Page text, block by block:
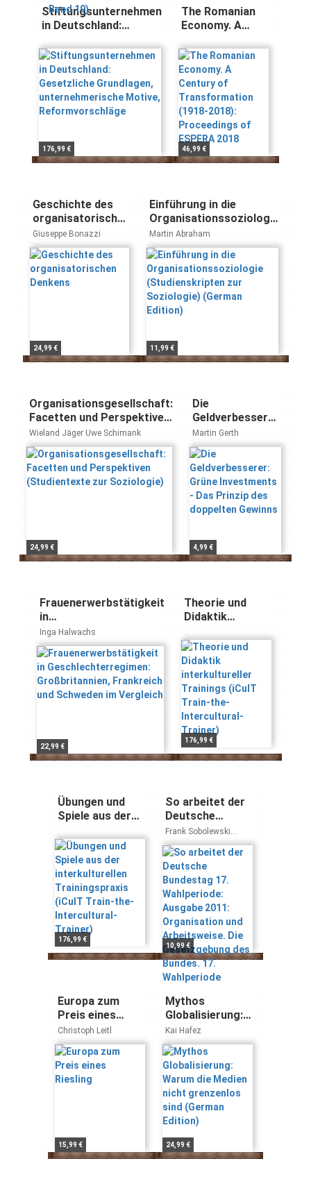
Stiftungsunternehmen
in Deutschland:
Grundlagen,
unternehmerische
Motive,
Reformvorschläge
176,99 €
The Romanian
Economy. A
Transformation
(1918-2018):
Proceedings of
ESPERA 2018
46,99 €
Geschichte des
organisatorischen
Denkens
Giuseppe Bonazzi
24,99 €
Einführung in die
Organisationssoziologie
(Studienskripten zur
Soziologie) (German
Edition)
Martin Abraham
11,99 €
Organisationsgesellschaft:
Facetten und Perspektiven
(Studientexte zur
Soziologie)
Wieland Jäger Uwe Schimank
24,99 €
Die
Geldverbesserer:
Grüne
Investments -
Das Prinzip des
doppelten
Gewinns
Martin Gerth
4,99 €
Frauenerwerbstätigkeit
in
Geschlechterregimen:
Großbritannien,
Frankreich und
Schweden im Vergleich
Inga Halwachs
22,99 €
Theorie und
Didaktik
Trainings (iCulT
Train-the-
Intercultural-
Trainer)
176,99 €
Übungen und
Spiele aus der
Trainingspraxis
(iCulT Train-the-
Intercultural-
Trainer)
176,99 €
So arbeitet der
Deutsche
Bundestag 17.
Wahlperiode:
Ausgabe 2011:
Organisation
und
Arbeitsweise.
Die
Gesetzgebung
des Bundes. 17.
Wahlperiode
Frank Sobolewski
Susanne Linn
10,99 €
Europa zum
Preis eines
Riesling
Christoph Leitl
15,99 €
Mythos
Globalisierung:
Warum die
Medien nicht
grenzenlos sind
(German Edition)
Kai Hafez
24,99 €